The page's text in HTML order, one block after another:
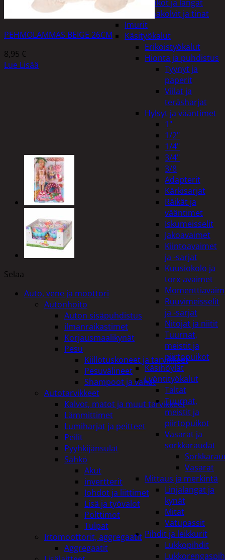
Puikot ja langat
Tinakolvit ja tinat
Imurit
Käsityökalut
Erikoistyökalut
Hionta ja puhdistus
Tyynyt ja
paperit
Viilat ja
teräsharjat
Hylsyt ja vääntimet
1"
1/2"
1/4"
3/4"
3/8
Adapterit
Kärkisarjat
Räikät ja
vääntimet
Iskumeisselit
Jakoavaimet
Kiintoavaimet
ja -sarjat
Kuusiokolo ja
torx-avaimet
Ruuvimeisselit
ja -sarjat
Nitojat ja niitit
Tuurnat,
meistit ja
piirtopuikot
Käsihöylät
Lyöntityökalut
Taltat
Tuurnat,
meistit ja
piirtopuikot
Vasarat ja
sorkkaraudat
Vasarat
Mittaus ja merkintä
Linjalangat ja
kynät
Mitat
Vatupassit
Pihdit ja leikkurit
Lukkopihdit
PEHMOLAMMAS BEIGE 26CM
8,95 €
Lue Lisää
Selaa
Auto, vene ja moottori
Autonhoito
Auton sisäpuhdistus
ilmanraikastimet
Korjausmaalikynät
Pesu
Kiillotuskoneet ja tarvikkeet
Pesuvälineet
Shampoot ja vahat
Autotarvikkeet
Kalvot, matot ja muut tarvikkeet
Lämmittimet
Lumiharjat ja peitteet
Peilit
Pyyhkijänsulat
Sähkö
Akut
invertterit
Johdot ja liittimet
Lisä ja työvalot
Polttimot
Tulpat
Irtomoottorit, aggregaatit
Aggregaatit